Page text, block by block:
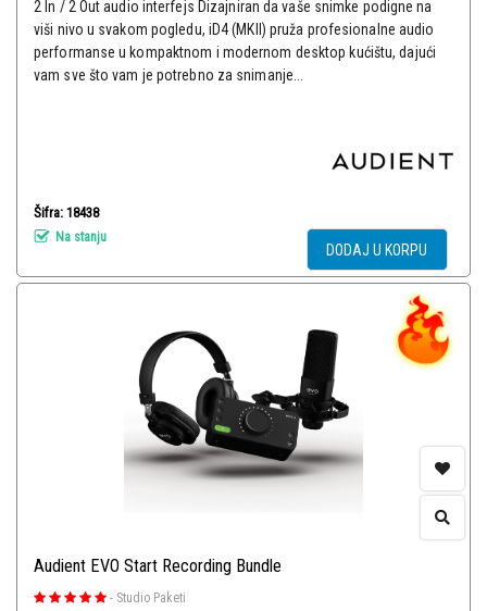
2 In / 2 Out audio interfejs Dizajniran da vaše snimke podigne na
viši nivo u svakom pogledu, iD4 (MKII) pruža profesionalne audio
performanse u kompaktnom i modernom desktop kućištu, dajući
vam sve što vam je potrebno za snimanje...
Šifra: 18438
Na stanju
DODAJ U KORPU
Audient EVO Start Recording Bundle
- Studio Paketi